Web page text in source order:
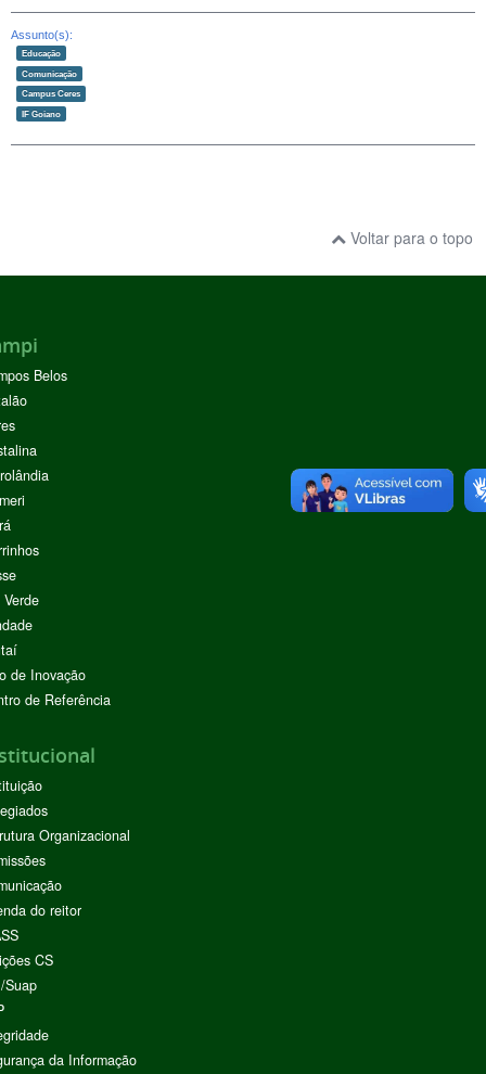
Assunto(s):
Educação
Comunicação
Campus Ceres
IF Goiano
Voltar para o topo
Belos
de Inovação
de Referência
Organizacional
do reitor
CS
Suap
da Informação